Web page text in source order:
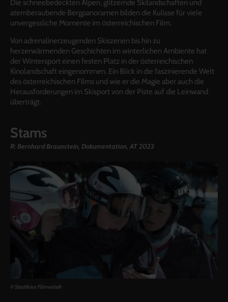
Die schneebedeckten Alpen, glitzernde Skilandschaften und
atemberaubende Bergpanoramen bilden die Kulisse für viele
unvergessliche Momente im österreichischen Film.
Von adrenalinerzeugenden Skiszenen bis hin zu
herzerwärmenden Geschichten im winterlichen Ambiente hat
der Wintersport einen festen Platz in der österreichischen
Kinolandschaft eingenommen. Ein Blick in die faszinierende Welt
des österreichischen Films und wie er die Magie aber auch die
Herausforderungen im Skisport von der Piste auf die Leinwand
überträgt.
Stams
R: Bernhard Braunstein, Dokumentation, AT 2023
© Stadtkino Filmverleih